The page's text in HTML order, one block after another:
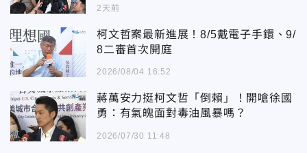
2天前
柯文哲案最新進展！8/5戴電子手鐶、9/
8二審首次開庭
2026/08/04 16:52
蔣萬安力挺柯文哲「倒賴」！開嗆徐國
勇：有氣魄面對毒油風暴嗎？
2026/07/30 11:48